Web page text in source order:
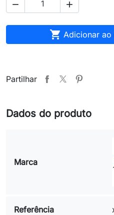
 
 Adicionar ao
Partilhar
Dados do produto
Marca
Referência